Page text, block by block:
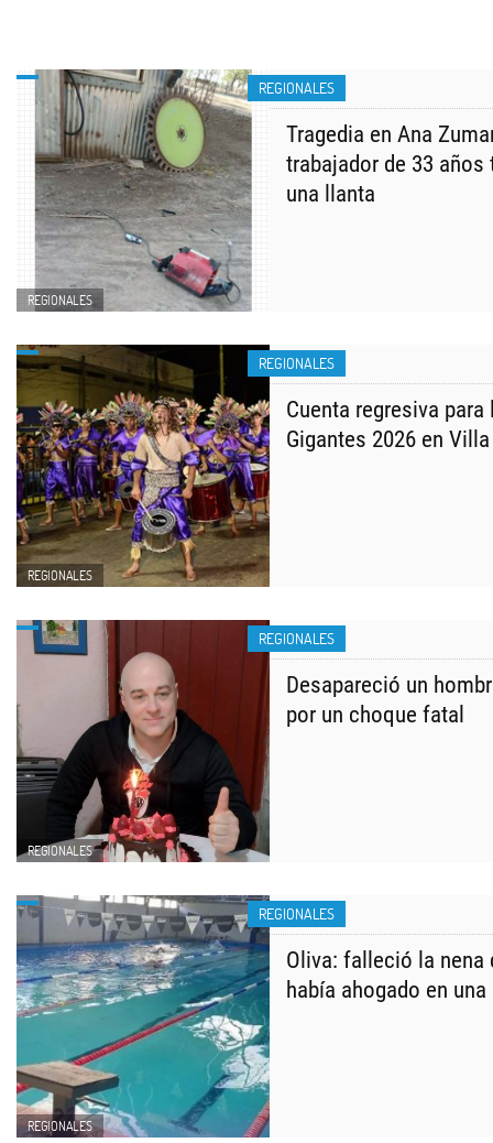
REGIONALES
REGIONALES
Tragedia en Ana
trabajador de 33
una llanta
REGIONALES
REGIONALES
Cuenta regresiva
Gigantes 2026 en
REGIONALES
REGIONALES
Desapareció un
por un choque fatal
REGIONALES
REGIONALES
Oliva: falleció la nena
había ahogado en